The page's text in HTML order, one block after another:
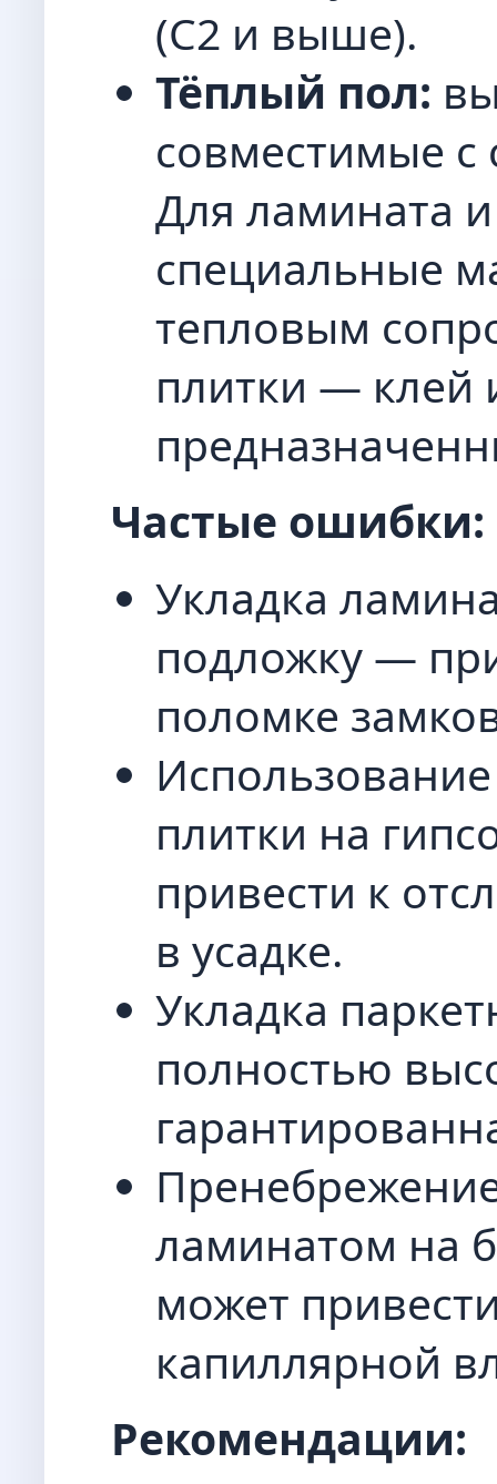
(C2 и выше).
Тёплый пол:
совместимые с
Для ламината
специальные
тепловым
плитки — клей
Частые ошибки:
Укладка
подложку —
поломке
плитки на
привести к
в усадке.
Укладка
полностью
ламинатом на
может
капиллярной
Рекомендации: